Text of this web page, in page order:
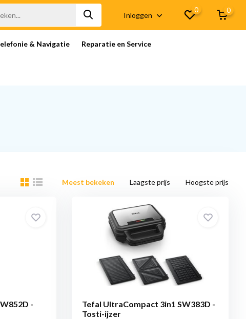
Inloggen
0 0
& Navigatie Reparatie en Service
Meest bekeken Laagste prijs Hoogste prijs
-
Tefal UltraCompact 3in1 SW383D -
Tosti-ijzer